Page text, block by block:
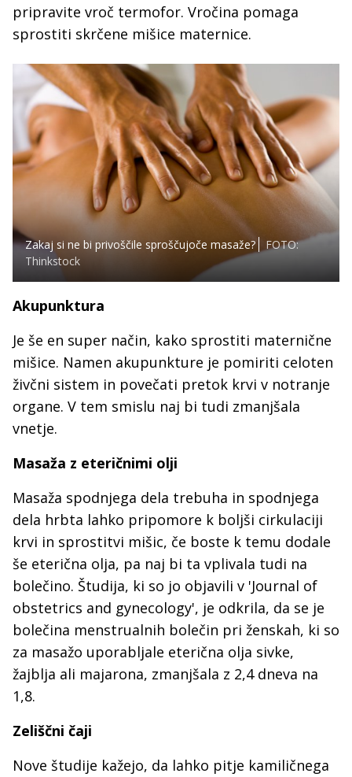
pripravite vroč termofor. Vročina pomaga
sprostiti skrčene mišice maternice.
Zakaj si ne bi privoščile sproščujoče masaže?
FOTO:
Thinkstock
Akupunktura
Je še en super način, kako sprostiti maternične
mišice. Namen akupunkture je pomiriti celoten
živčni sistem in povečati pretok krvi v notranje
organe. V tem smislu naj bi tudi zmanjšala
vnetje.
Masaža z eteričnimi olji
Masaža spodnjega dela trebuha in spodnjega
dela hrbta lahko pripomore k boljši cirkulaciji
krvi in sprostitvi mišic, če boste k temu dodale
še eterična olja, pa naj bi ta vplivala tudi na
bolečino. Študija, ki so jo objavili v 'Journal of
obstetrics and gynecology', je odkrila, da se je
bolečina menstrualnih bolečin pri ženskah, ki so
za masažo uporabljale eterična olja sivke,
žajblja ali majarona, zmanjšala z 2,4 dneva na
1,8.
Zeliščni čaji
Nove študije kažejo, da lahko pitje kamiličnega